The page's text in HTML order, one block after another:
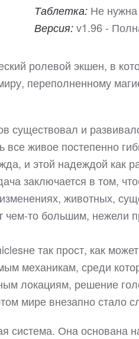
Таблетка: Не
Версия: v1.96 -
ролевой экшен, в
переполненному
существовал и
все живое постепенно
и этой надеждой как
заключается в том,
животных,
чем-то большим, нежели
так прост, как
механикам, среди
локациям, решение
мире внезапно стало
система. Она основана